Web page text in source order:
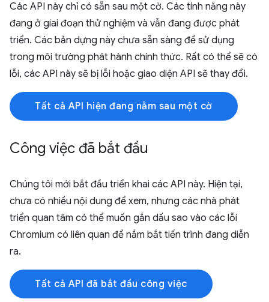
Các API này chỉ có sẵn sau một cờ. Các tính năng này
đang ở giai đoạn thử nghiệm và vẫn đang được phát
triển. Các bản dựng này chưa sẵn sàng để sử dụng
trong môi trường phát hành chính thức. Rất có thể sẽ có
lỗi, các API này sẽ bị lỗi hoặc giao diện API sẽ thay đổi.
Tất cả API hiện đang nằm sau một cờ
Công việc đã bắt đầu
Chúng tôi mới bắt đầu triển khai các API này. Hiện tại,
chưa có nhiều nội dung để xem, nhưng các nhà phát
triển quan tâm có thể muốn gắn dấu sao vào các lỗi
Chromium có liên quan để nắm bắt tiến trình đang diễn
ra.
Tất cả API đã bắt đầu công việc